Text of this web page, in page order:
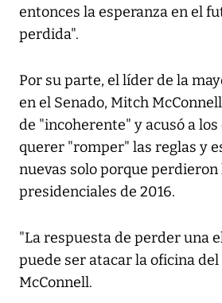
entonces la esperanza en el
perdida".
Por su parte, el líder de la
en el Senado, Mitch
de "incoherente" y acusó a
querer "romper" las reglas y
nuevas solo porque perdieron
presidenciales de 2016.
"La respuesta de perder una
puede ser atacar la oficina
McConnell.